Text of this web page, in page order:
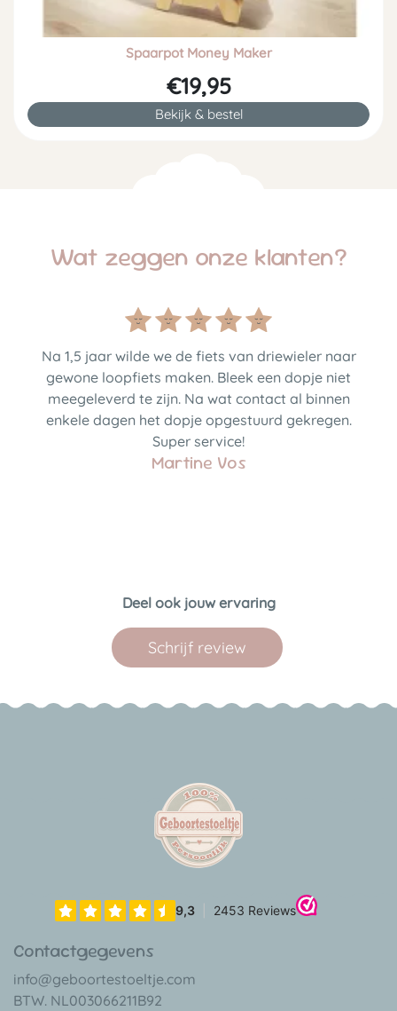
Spaarpot Money Maker
€19,95
Bekijk & bestel
Wat zeggen onze klanten?
Na 1,5 jaar wilde we de fiets van driewieler naar
gewone loopfiets maken. Bleek een dopje niet
meegeleverd te zijn. Na wat contact al binnen
enkele dagen het dopje opgestuurd gekregen.
Super service!
Martine Vos
Deel ook jouw ervaring
Schrijf review
Contactgegevens
info@geboortestoeltje.com
BTW. NL003066211B92